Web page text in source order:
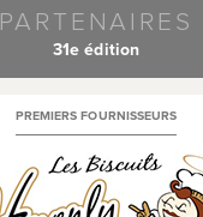
PARTENAIRES
31e édition
PREMIERS FOURNISSEURS